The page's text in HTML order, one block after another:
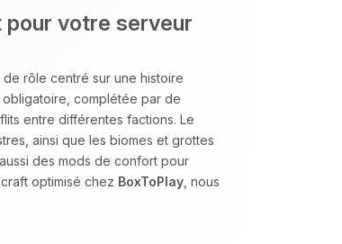
pour votre serveur
de rôle centré sur une histoire
complétée par de
entre différentes factions. Le
ainsi que les biomes et grottes
des mods de confort pour
optimisé chez BoxToPlay , nous